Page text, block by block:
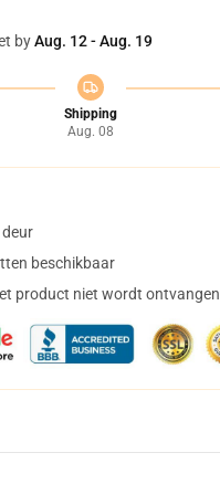
byAug. 12 - Aug. 19
Shipping
Aug. 08
beschikbaar
product niet wordt ontvangen